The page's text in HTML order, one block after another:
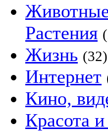
Растения
Жизнь (32)
Интернет
Кино,
Красота